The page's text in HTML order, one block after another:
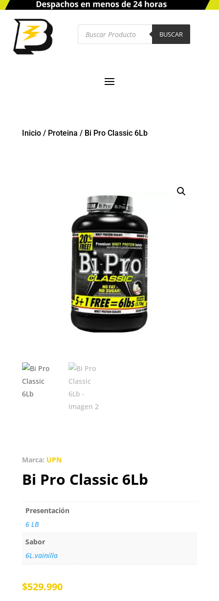
Búsqueda
productos
BUSCAR
Inicio/ Proteina / Bi Pro Classic 6Lb
Marca: UPN
Bi Pro Classic 6Lb
Presentación
6 LB
Sabor
6L.vainilla
$529.990